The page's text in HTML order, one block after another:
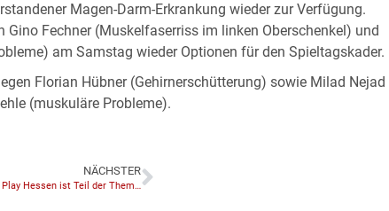
Magen-Darm-Erkrankung wieder zur Verfügung.
Gino Fechner (Muskelfaserriss im linken Oberschenkel) und
am Samstag wieder Optionen für den Spieltagskader.
Florian Hübner (Gehirnerschütterung) sowie Milad Nejad
(muskuläre Probleme).
NÄCHSTER
Fair Play Hessen ist Teil der Themenwoche „Pakt für mehr Dialog“ im Hessischen Rundfunk